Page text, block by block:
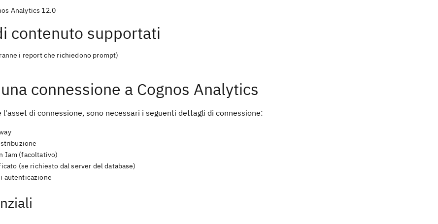
Analytics 12.0
contenuto supportati
i report che richiedono prompt)
connessione a Cognos Analytics
l'asset di connessione, sono necessari i seguenti dettagli di connessione:
Iam (facoltativo)
(se richiesto dal server del database)
autenticazione